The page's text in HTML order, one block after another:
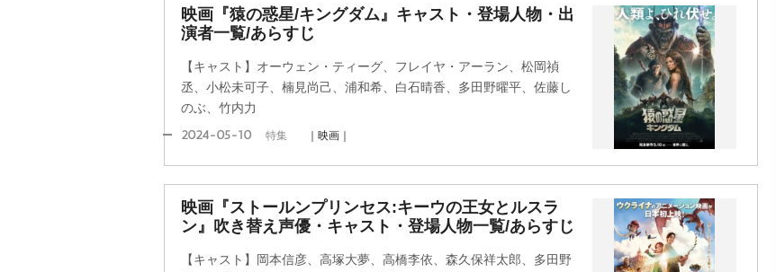
映画『猿の惑星/キングダム』キャスト・登場人物・出
演者一覧/あらすじ
【キャスト】オーウェン・ティーグ、フレイヤ・アーラン、松岡禎
丞、小松未可子、楠見尚己、浦和希、白石晴香、多田野曜平、佐藤し
のぶ、竹内力
2024-05-10 特集 ｜映画｜
映画『ストールンプリンセス:キーウの王女とルスラ
ン』吹き替え声優・キャスト・登場人物一覧/あらすじ
【キャスト】岡本信彦、高塚大夢、高橋李依、森久保祥太郎、多田野